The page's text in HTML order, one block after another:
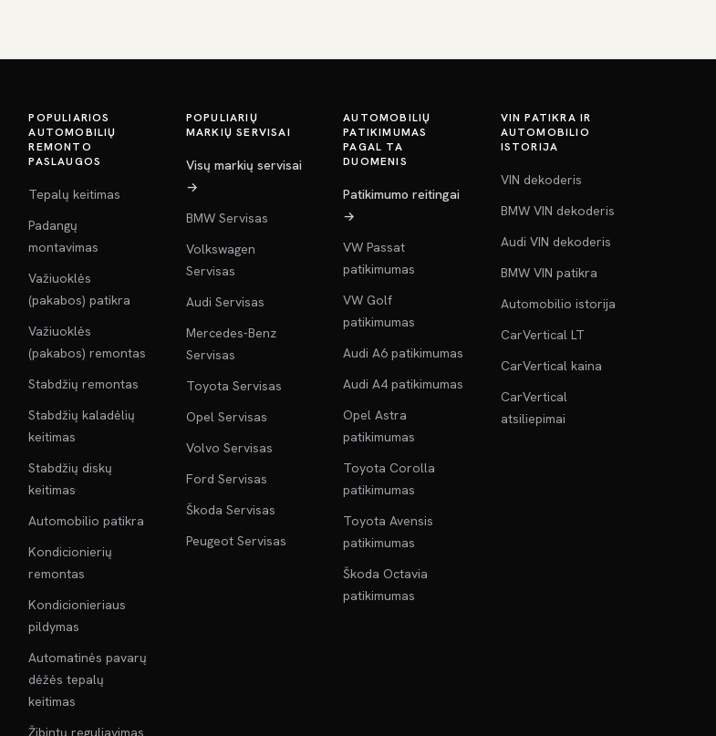
POPULIARIOS
AUTOMOBILIŲ
REMONTO
PASLAUGOS
Tepalų keitimas
Padangų
montavimas
Važiuoklės
(pakabos) patikra
Važiuoklės
(pakabos) remontas
Stabdžių remontas
Stabdžių kaladėlių
keitimas
Stabdžių diskų
keitimas
Automobilio patikra
Kondicionierių
remontas
Kondicionieriaus
pildymas
Automatinės pavarų
dėžės tepalų
keitimas
Žibintų reguliavimas
POPULIARIŲ
MARKIŲ SERVISAI
Visų markių servisai
→
BMW Servisas
Volkswagen
Servisas
Audi Servisas
Mercedes-Benz
Servisas
Toyota Servisas
Opel Servisas
Volvo Servisas
Ford Servisas
Škoda Servisas
Peugeot Servisas
AUTOMOBILIŲ
PATIKIMUMAS
PAGAL TA
DUOMENIS
Patikimumo reitingai
→
VW Passat
patikimumas
VW Golf
patikimumas
Audi A6 patikimumas
Audi A4 patikimumas
Opel Astra
patikimumas
Toyota Corolla
patikimumas
Toyota Avensis
patikimumas
Škoda Octavia
patikimumas
VIN PATIKRA IR
AUTOMOBILIO
ISTORIJA
VIN dekoderis
BMW VIN dekoderis
Audi VIN dekoderis
BMW VIN patikra
Automobilio istorija
CarVertical LT
CarVertical kaina
CarVertical
atsiliepimai